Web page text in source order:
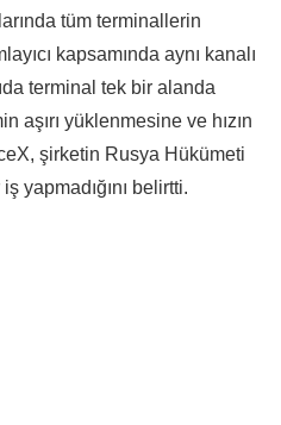
tüm terminallerin
kapsamında aynı kanalı
terminal tek bir alanda
aşırı yüklenmesine ve hızın
şirketin Rusya Hükümeti
yapmadığını belirtti.